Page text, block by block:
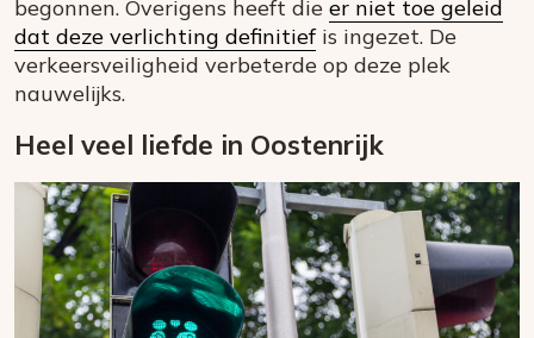
begonnen. Overigens heeft die er niet toe geleid
dat deze verlichting definitiefis ingezet. De
verkeersveiligheid verbeterde op deze plek
nauwelijks.
Heel veel liefde in Oostenrijk